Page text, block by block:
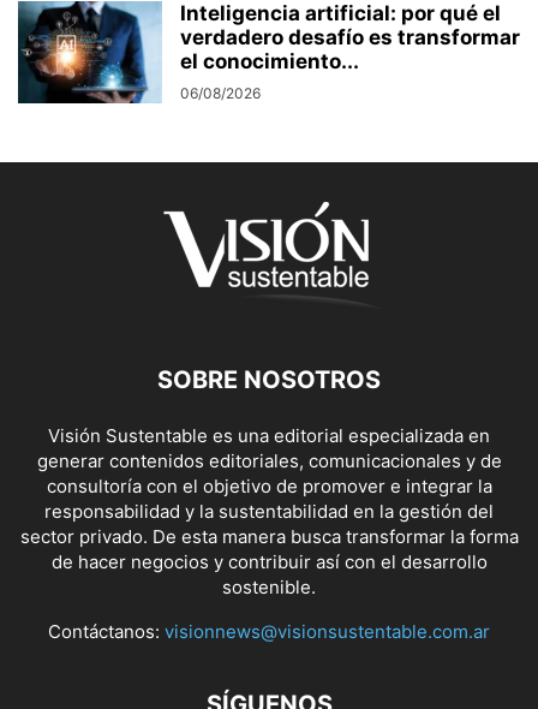
Inteligencia artificial: por qué el
verdadero desafío es transformar
el conocimiento...
06/08/2026
SOBRE NOSOTROS
Visión Sustentable es una editorial especializada en
generar contenidos editoriales, comunicacionales y de
consultoría con el objetivo de promover e integrar la
responsabilidad y la sustentabilidad en la gestión del
sector privado. De esta manera busca transformar la forma
de hacer negocios y contribuir así con el desarrollo
sostenible.
Contáctanos: visionnews@visionsustentable.com.ar